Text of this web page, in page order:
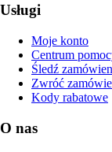
Usługi
Moje konto
Centrum
Śledź
Zwróć
Kody rabatowe
O nas